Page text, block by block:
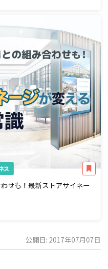
ス
せも！最新ストアサイネー
公開日: 2017年07月07日